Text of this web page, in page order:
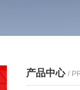
产品中心 /